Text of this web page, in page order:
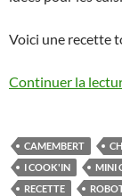
Voici une recette
Continuer la
CAMEMBERT
I COOK'IN
MINI
RECETTE